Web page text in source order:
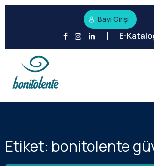
Bayi Girişi
E-
Etiket: bonitolente